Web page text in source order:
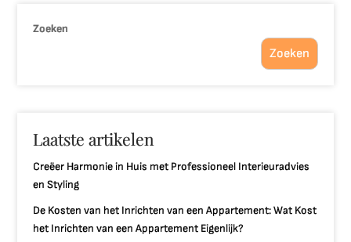
Zoeken
Zoeken
Laatste artikelen
Creëer Harmonie in Huis met Professioneel Interieuradvies
en Styling
De Kosten van het Inrichten van een Appartement: Wat Kost
het Inrichten van een Appartement Eigenlijk?